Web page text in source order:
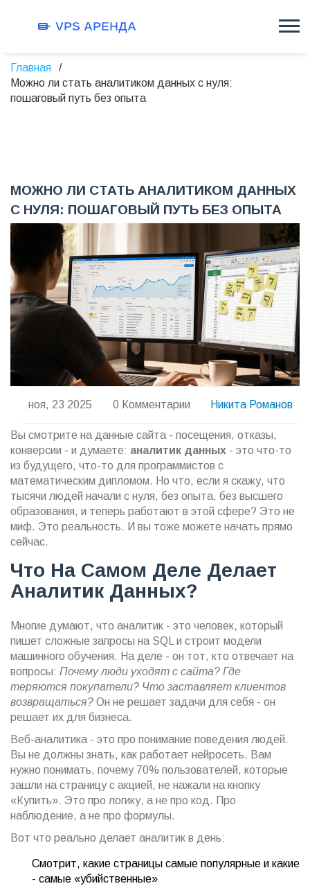
Главная
Можно ли стать аналитиком данных с нуля:
пошаговый путь без опыта
МОЖНО ЛИ СТАТЬ АНАЛИТИКОМ ДАННЫХ
С НУЛЯ: ПОШАГОВЫЙ ПУТЬ БЕЗ ОПЫТА
ноя, 23 2025 0 Комментарии Никита Романов
Вы смотрите на данные сайта - посещения, отказы,
конверсии - и думаете: аналитик данных - это что-то
из будущего, что-то для программистов с
математическим дипломом. Но что, если я скажу, что
тысячи людей начали с нуля, без опыта, без высшего
образования, и теперь работают в этой сфере? Это не
миф. Это реальность. И вы тоже можете начать прямо
сейчас.
Что На Самом Деле Делает
Аналитик Данных?
Многие думают, что аналитик - это человек, который
пишет сложные запросы на SQL и строит модели
машинного обучения. На деле - он тот, кто отвечает на
вопросы: Почему люди уходят с сайта? Где
теряются покупатели? Что заставляет клиентов
возвращаться? Он не решает задачи для себя - он
решает их для бизнеса.
Веб-аналитика - это про понимание поведения людей.
Вы не должны знать, как работает нейросеть. Вам
нужно понимать, почему 70% пользователей, которые
зашли на страницу с акцией, не нажали на кнопку
«Купить». Это про логику, а не про код. Про
наблюдение, а не про формулы.
Вот что реально делает аналитик в день:
Смотрит, какие страницы самые популярные и какие
- самые «убийственные»